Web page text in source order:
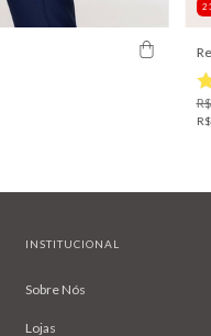
INSTITUCIONAL
Sobre Nós
Lojas